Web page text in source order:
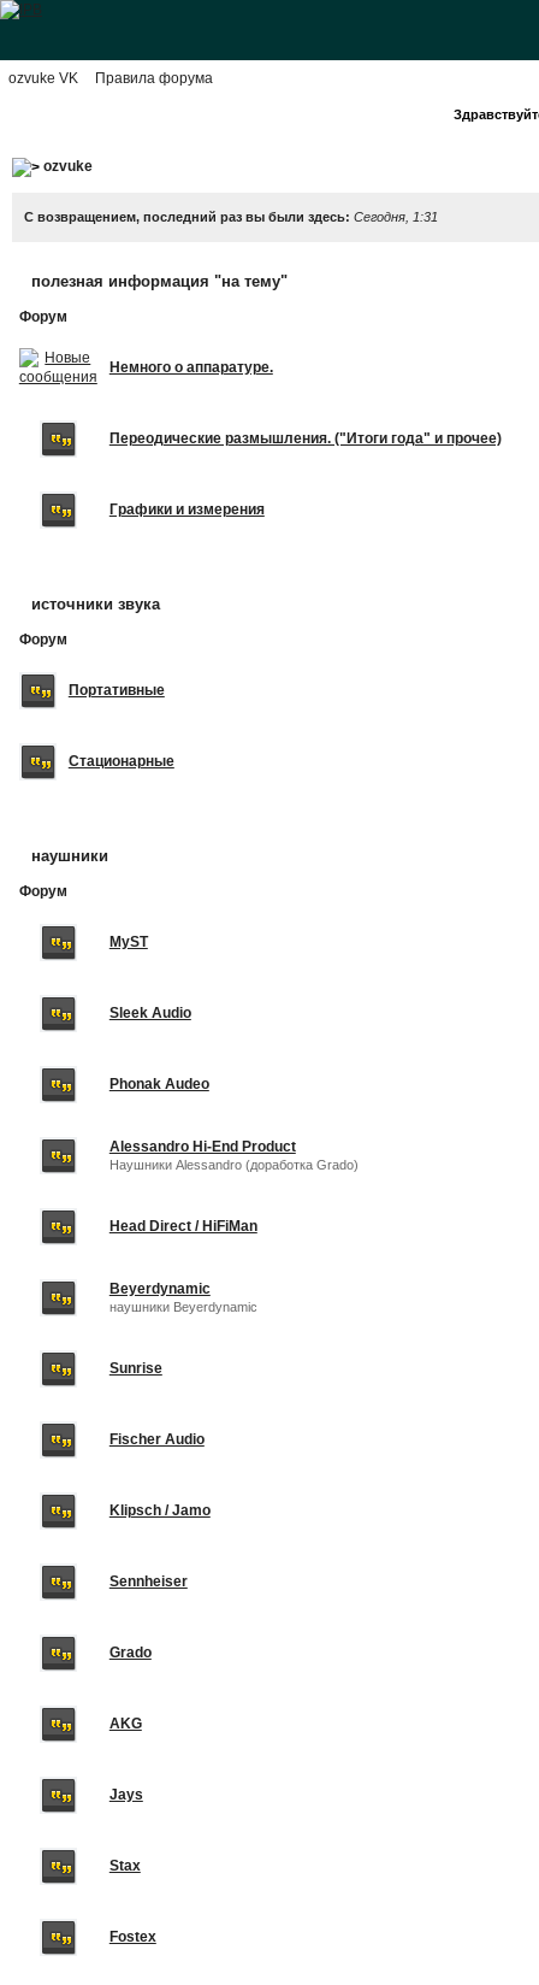
ozvuke VK Правила форума
ozvuke
С возвращением, последний раз вы были здесь: Сегодня, 1:31
полезная информация "на тему"
Форум
Немного о аппаратуре.
Переодические размышления. ("Итоги года" и прочее)
Графики и измерения
источники звука
Форум
Портативные
Стационарные
наушники
Форум
MyST
Sleek Audio
Phonak Audeo
Alessandro Hi-End Product
Наушники Alessandro (доработка Grado)
Head Direct / HiFiMan
Beyerdynamic
наушники Beyerdynamic
Sunrise
Fischer Audio
Klipsch / Jamo
Sennheiser
Grado
AKG
Jays
Stax
Fostex